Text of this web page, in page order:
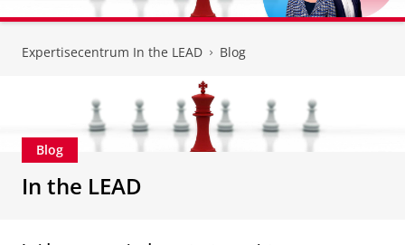
Expertisecentrum In the LEAD Blog
Blog
In the LEAD